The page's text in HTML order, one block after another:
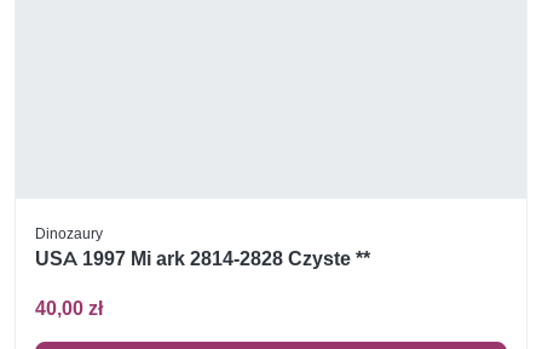
Dinozaury
USA 1997 Mi ark 2814-2828 Czyste **
40,00 zł